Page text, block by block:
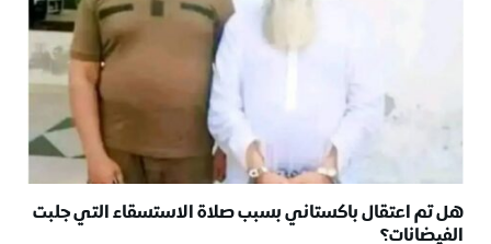
هل تم اعتقال باكستاني بسبب صلاة الاستسقاء التي جلبت
الفيضانات؟